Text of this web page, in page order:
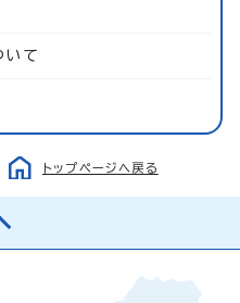
いて
トップページへ戻る